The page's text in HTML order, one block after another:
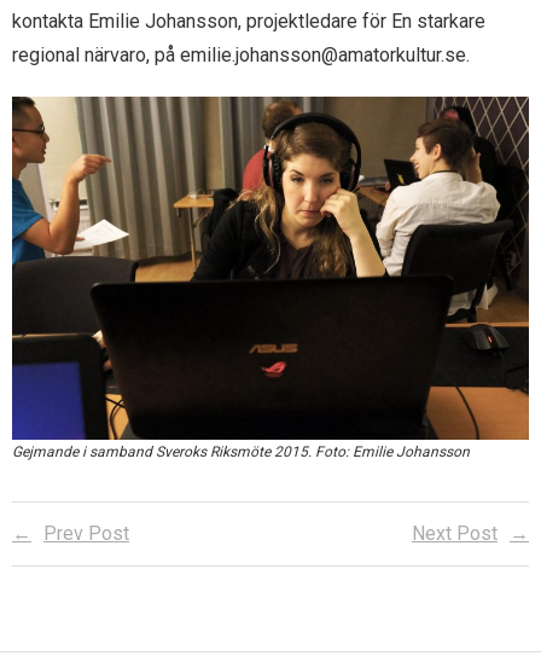
kontakta Emilie Johansson, projektledare för En starkare
regional närvaro, på emilie.johansson@amatorkultur.se.
Gejmande i samband Sveroks Riksmöte 2015. Foto: Emilie Johansson
Prev Post Next Post